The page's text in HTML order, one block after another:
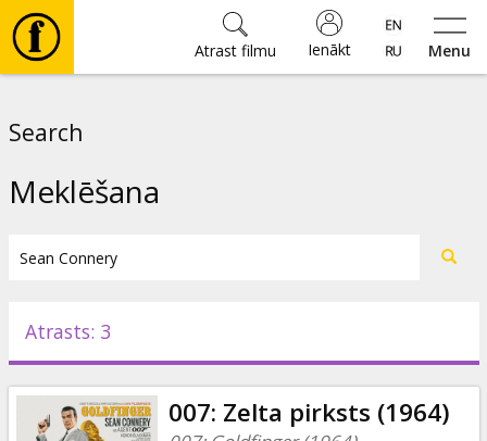
Menu
Ienākt
Atrast filmu
Pasākumi
Ziņas
Search
Meklēšana
Atrasts: 3
007: Zelta pirksts (1964)